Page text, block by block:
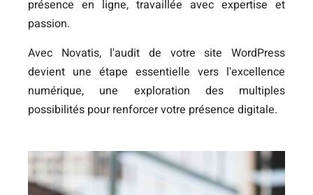
présence en ligne, travaillée avec expertise et
passion.
Avec Novatis, l'audit de votre site WordPress
devient une étape essentielle vers l'excellence
numérique, une exploration des multiples
possibilités pour renforcer votre présence digitale.